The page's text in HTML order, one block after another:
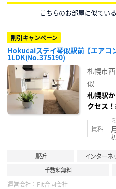
こちらのお部屋に似てい
割引キャンペーン
Hokudaiステイ琴似駅前【エアコ
1LDK(No.375190)
札幌市
似
札幌駅
クセス！
賃料
駅近 インターネ
手数料無料
運営会社： Fit合同会社